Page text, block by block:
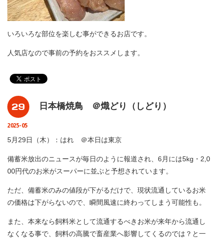
いろいろな部位を楽しむ事ができるお店です。
人気店なので事前の予約をおススメします。
29
2025-05
日本橋焼鳥 ＠熾どり（しどり）
5月29日（木）：はれ ＠本日は東京
備蓄米放出のニュースが毎日のように報道され、6月には5kg・2,0
00円代のお米がスーパーに並ぶと予想されています。
ただ、備蓄米のみの値段が下がるだけで、現状流通しているお米
の価格は下がらないので、瞬間風速に終わってしまう可能性も。
また、本来なら飼料米として流通するべきお米が来年から流通し
なくなる事で、飼料の高騰で畜産業へ影響してくるのでは？と一